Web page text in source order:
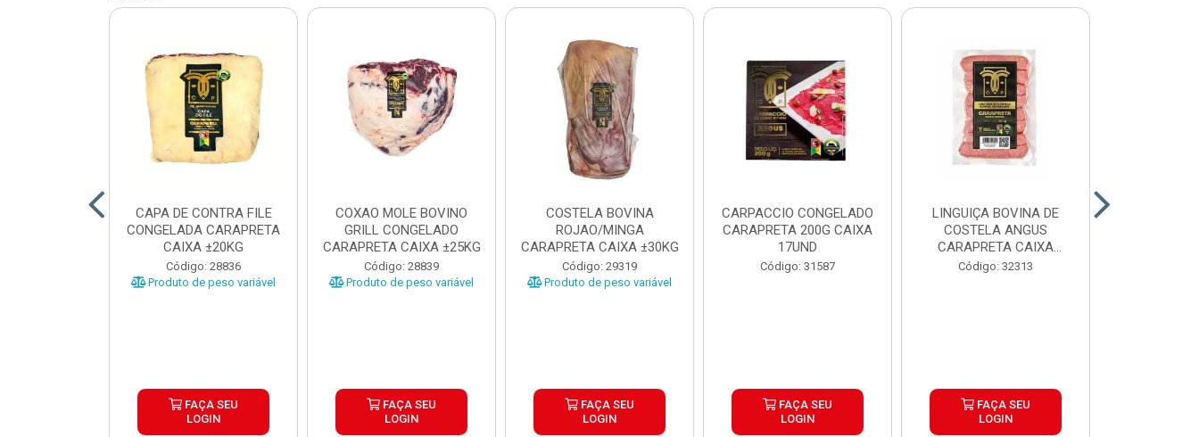
CAPA DE CONTRA FILE
CONGELADA CARAPRETA
CAIXA ±20KG
Código: 28836
Produto de peso variável
FAÇA SEU
LOGIN
COXAO MOLE BOVINO
GRILL CONGELADO
CARAPRETA CAIXA ±25KG
Código: 28839
Produto de peso variável
FAÇA SEU
LOGIN
COSTELA BOVINA
ROJAO/MINGA
CARAPRETA CAIXA ±30KG
Código: 29319
Produto de peso variável
FAÇA SEU
LOGIN
CARPACCIO CONGELADO
CARAPRETA 200G CAIXA
17UND
Código: 31587
FAÇA SEU
LOGIN
LINGUIÇA BOVINA DE
COSTELA ANGUS
CARAPRETA CAIXA
24X300G
Código: 32313
FAÇA SEU
LOGIN